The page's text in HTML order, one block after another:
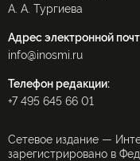
А. А. Тургиева
Адрес электронной
info@inosmi.ru
Телефон редакции:
+7 495 645 66 01
Сетевое издание —
зарегистрировано в